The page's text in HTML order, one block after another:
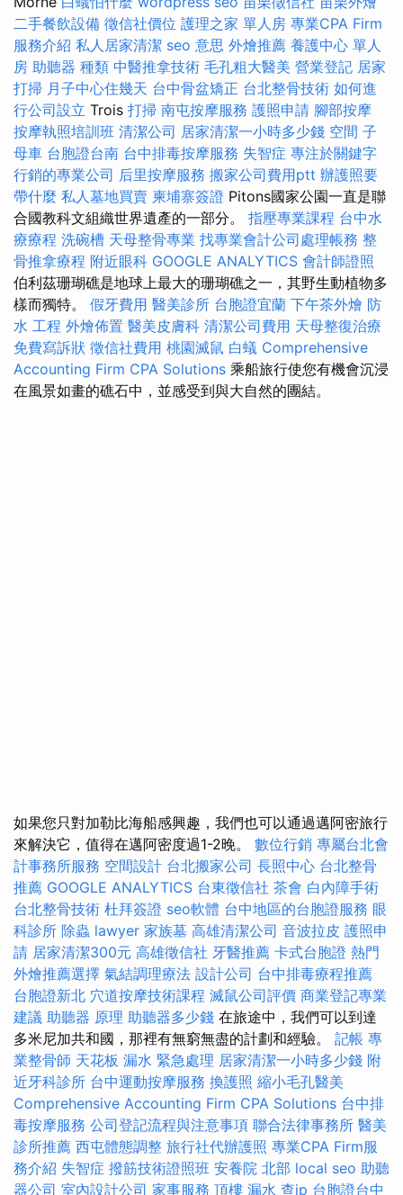
二手餐飲設備 徵信社價位 護理之家 單人房 專業CPA Firm
服務介紹 私人居家清潔 seo 意思 外燴推薦 養護中心 單人
房 助聽器 種類 中醫推拿技術 毛孔粗大醫美 營業登記 居家
打掃 月子中心住幾天 台中骨盆矯正 台北整骨技術 如何進
行公司設立 Trois 打掃 南屯按摩服務 護照申請 腳部按摩
按摩執照培訓班 清潔公司 居家清潔一小時多少錢 空間 子
母車 台胞證台南 台中排毒按摩服務 失智症 專注於關鍵字
行銷的專業公司 后里按摩服務 搬家公司費用ptt 辦護照要
帶什麼 私人墓地買賣 柬埔寨簽證 Pitons國家公園一直是聯
合國教科文組織世界遺產的一部分。 指壓專業課程 台中水
療療程 洗碗槽 天母整骨專業 找專業會計公司處理帳務 整
骨推拿療程 附近眼科 GOOGLE ANALYTICS 會計師證照
伯利茲珊瑚礁是地球上最大的珊瑚礁之一，其野生動植物多
樣而獨特。 假牙費用 醫美診所 台胞證宜蘭 下午茶外燴 防
水 工程 外燴佈置 醫美皮膚科 清潔公司費用 天母整復治療
免費寫訴狀 徵信社費用 桃園滅鼠 白蟻 Comprehensive
Accounting Firm CPA Solutions 乘船旅行使您有機會沉浸
在風景如畫的礁石中，並感受到與大自然的團結。
如果您只對加勒比海船感興趣，我們也可以通過邁阿密旅行
來解決它，值得在邁阿密度過1-2晚。 數位行銷 專屬台北會
計事務所服務 空間設計 台北搬家公司 長照中心 台北整骨
推薦 GOOGLE ANALYTICS 台東徵信社 茶會 白內障手術
台北整骨技術 杜拜簽證 seo軟體 台中地區的台胞證服務 眼
科診所 除蟲 lawyer 家族墓 高雄清潔公司 音波拉皮 護照申
請 居家清潔300元 高雄徵信社 牙醫推薦 卡式台胞證 熱門
外燴推薦選擇 氣結調理療法 設計公司 台中排毒療程推薦
台胞證新北 穴道按摩技術課程 滅鼠公司評價 商業登記專業
建議 助聽器 原理 助聽器多少錢 在旅途中，我們可以到達
多米尼加共和國，那裡有無窮無盡的計劃和經驗。 記帳 專
業整骨師 天花板 漏水 緊急處理 居家清潔一小時多少錢 附
近牙科診所 台中運動按摩服務 換護照 縮小毛孔醫美
Comprehensive Accounting Firm CPA Solutions 台中排
毒按摩服務 公司登記流程與注意事項 聯合法律事務所 醫美
診所推薦 西屯體態調整 旅行社代辦護照 專業CPA Firm服
務介紹 失智症 撥筋技術證照班 安養院 北部 local seo 助聽
器公司 室內設計公司 家事服務 頂樓 漏水 查ip 台胞證台中